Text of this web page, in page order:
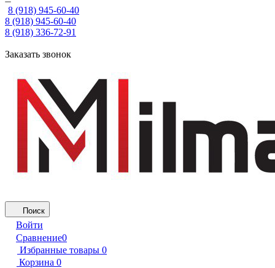
8 (918) 945-60-40
8 (918) 945-60-40
8 (918) 336-72-91
Заказать звонок
Поиск
Войти
Сравнение0
Избранные товары 0
Корзина 0